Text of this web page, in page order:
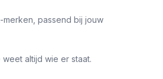
passend bij jouw
altijd wie er staat.